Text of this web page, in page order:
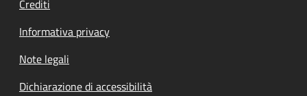
Crediti
Informativa privacy
Note legali
Dichiarazione di accessibilità